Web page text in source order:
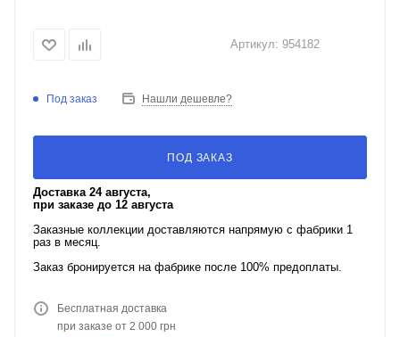
Артикул: 954182
Под заказ Нашли дешевле?
ПОД ЗАКАЗ
Доставка 24 августа,
при заказе до 12 августа
Заказные коллекции доставляются напрямую с фабрики 1
раз в месяц.
Заказ бронируется на фабрике после 100% предоплаты.
Бесплатная доставка
при заказе от 2 000 грн